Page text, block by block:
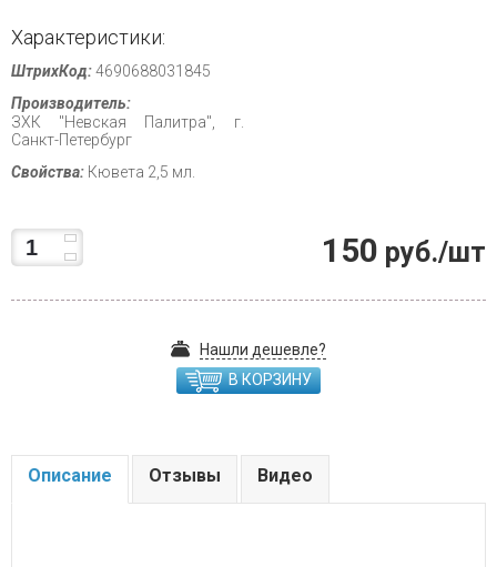
Характеристики:
ШтрихКод:4690688031845
Производитель:
ЗХК "Невская Палитра", г.
Санкт-Петербург
Свойства: Кювета 2,5 мл.
150 руб./шт
Нашли дешевле?
В КОРЗИНУ
Описание Отзывы Видео